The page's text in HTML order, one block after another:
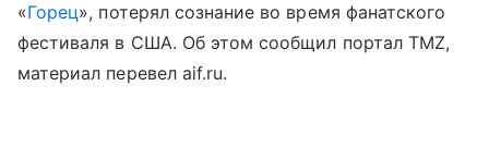
«Горец», потерял сознание во время фанатского
фестиваля в США. Об этом сообщил портал TMZ,
материал перевел aif.ru.